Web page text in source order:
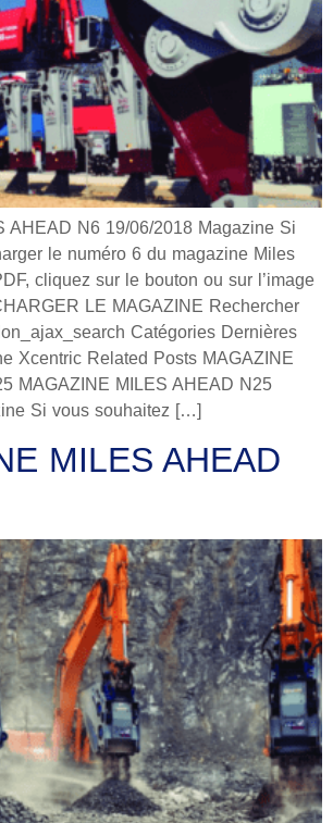
AHEAD N6 19/06/2018 Magazine Si
le numéro 6 du magazine Miles
cliquez sur le bouton ou sur l’image
LE MAGAZINE Rechercher
Catégories Dernières
Xcentric Related Posts MAGAZINE
MAGAZINE MILES AHEAD N25
Si vous souhaitez […]
MILES AHEAD